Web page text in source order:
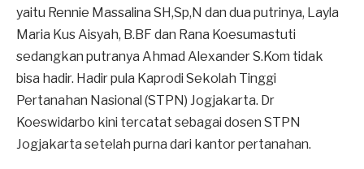
yaitu Rennie Massalina SH,Sp,N dan dua putrinya, Layla
Maria Kus Aisyah, B.BF dan Rana Koesumastuti
sedangkan putranya Ahmad Alexander S.Kom tidak
bisa hadir. Hadir pula Kaprodi Sekolah Tinggi
Pertanahan Nasional (STPN) Jogjakarta. Dr
Koeswidarbo kini tercatat sebagai dosen STPN
Jogjakarta setelah purna dari kantor pertanahan.